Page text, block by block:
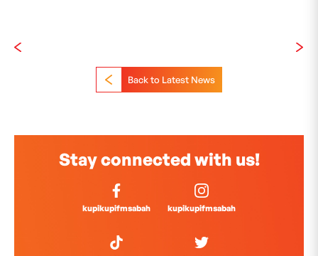
Back to Latest News
Stay connected with us!
kupikupifmsabah kupikupifmsabah